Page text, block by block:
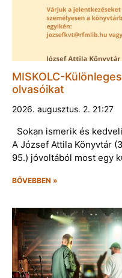
MISKOLC-
olvasóikat
2026. augusztus. 2. 21:27
Sokan ismerik és
A József Attila Könyvtár
95.) jóvoltából most egy
BŐVEBBEN »